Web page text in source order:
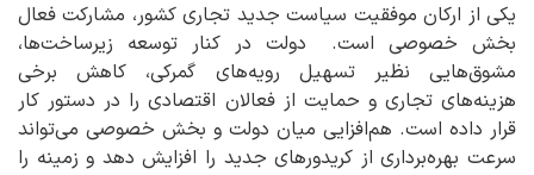
یکی از ارکان موفقیت سیاست جدید تجاری کشور، مشارکت فعال
بخش خصوصی است.
دولت در کنار توسعه زیرساخت‌ها،
مشوق‌هایی نظیر تسهیل رویه‌های گمرکی، کاهش برخی
هزینه‌های تجاری و حمایت از فعالان اقتصادی را در دستور کار
قرار داده است. هم‌افزایی میان دولت و بخش خصوصی می‌تواند
سرعت بهره‌برداری از کریدورهای جدید را افزایش دهد و زمینه را